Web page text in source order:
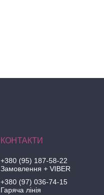
+380 (95) 187-58-22
Замовлення + VIBER
+380 (97) 036-74-15
Гаряча лінія